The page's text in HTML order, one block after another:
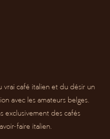
vrai café italien et du désir un
avec les amateurs belges.
exclusivement des cafés
faire italien.